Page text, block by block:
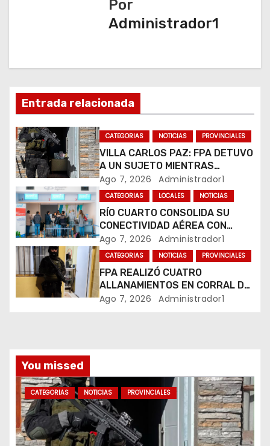
d
e
e
n
t
r
a
d
a
s
Por
Administrador1
Entrada relacionada
CATEGORIAS NOTICIAS PROVINCIALES
VILLA CARLOS PAZ: FPA DETUVO
A UN SUJETO MIENTRAS
COMERCIALIZABA COCAÍNA Y
MARIHUANA EN UNA PLAZA
Ago 7, 2026 Administrador1
CATEGORIAS LOCALES NOTICIAS
RÍO CUARTO CONSOLIDA SU
CONECTIVIDAD AÉREA CON
CUATRO VUELOS SEMANALES A
BUENOS AIRES
Ago 7, 2026 Administrador1
CATEGORIAS NOTICIAS PROVINCIALES
FPA REALIZÓ CUATRO
ALLANAMIENTOS EN CORRAL DE
BUSTOS-IFFLINGER
Ago 7, 2026 Administrador1
You missed
CATEGORIAS NOTICIAS PROVINCIALES